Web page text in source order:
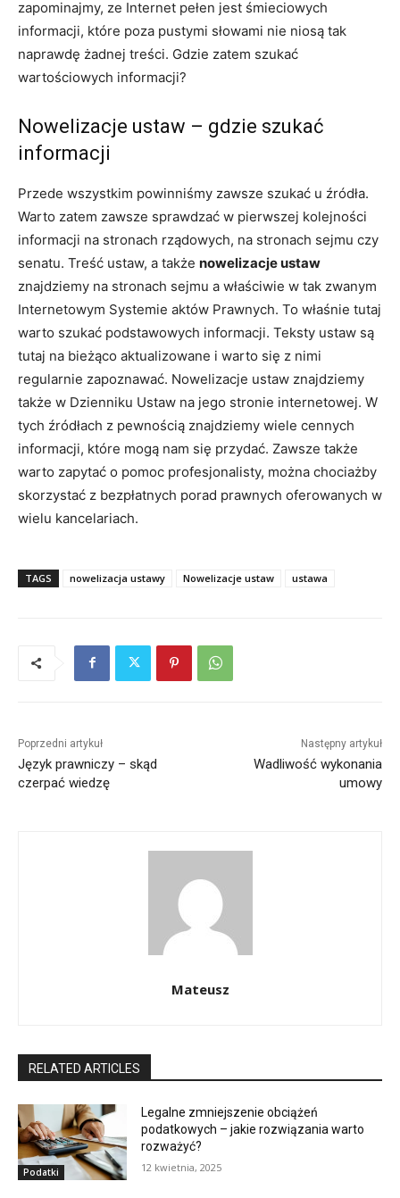
zapominajmy, ze Internet pełen jest śmieciowych
informacji, które poza pustymi słowami nie niosą tak
naprawdę żadnej treści. Gdzie zatem szukać
wartościowych informacji?
Nowelizacje ustaw – gdzie szukać
informacji
Przede wszystkim powinniśmy zawsze szukać u źródła.
Warto zatem zawsze sprawdzać w pierwszej kolejności
informacji na stronach rządowych, na stronach sejmu czy
senatu. Treść ustaw, a także nowelizacje ustaw
znajdziemy na stronach sejmu a właściwie w tak zwanym
Internetowym Systemie aktów Prawnych. To właśnie tutaj
warto szukać podstawowych informacji. Teksty ustaw są
tutaj na bieżąco aktualizowane i warto się z nimi
regularnie zapoznawać. Nowelizacje ustaw znajdziemy
także w Dzienniku Ustaw na jego stronie internetowej. W
tych źródłach z pewnością znajdziemy wiele cennych
informacji, które mogą nam się przydać. Zawsze także
warto zapytać o pomoc profesjonalisty, można chociażby
skorzystać z bezpłatnych porad prawnych oferowanych w
wielu kancelariach.
TAGS nowelizacja ustawy Nowelizacje ustaw ustawa
Poprzedni artykuł
Język prawniczy – skąd
czerpać wiedzę
Następny artykuł
Wadliwość wykonania
umowy
Mateusz
RELATED ARTICLES
Podatki
Legalne zmniejszenie obciążeń
podatkowych – jakie rozwiązania warto
rozważyć?
12 kwietnia, 2025